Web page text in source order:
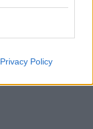
Privacy Policy